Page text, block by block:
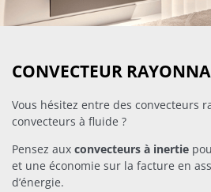
CONVECTEUR
Vous hésitez entre des convecteurs
convecteurs à fluide ?
Pensez aux convecteurs à inertie
et une économie sur la facture en
d’énergie.